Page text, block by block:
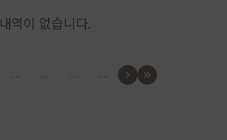
내역이 없습니다.